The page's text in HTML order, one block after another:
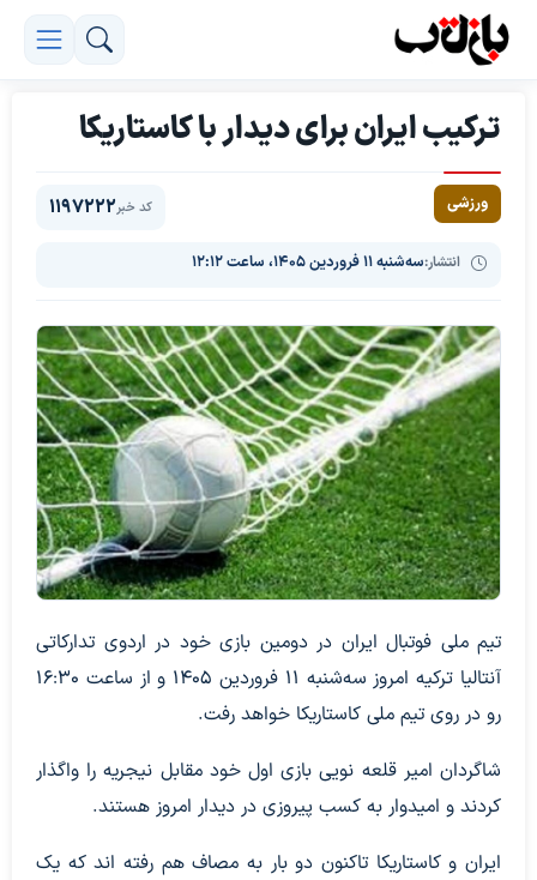
ترکیب ایران برای دیدار با کاستاریکا
ورزشی
انتشار:سه‌شنبه ۱۱ فروردین ۱۴۰۵، ساعت ۱۲:۱۲
کد خبر1197222
تیم ملی فوتبال ایران در دومین بازی خود در اردوی تدارکاتی
آنتالیا ترکیه امروز سه‌شنبه ۱۱ فروردین ۱۴۰۵ و از ساعت ۱۶:۳۰
رو در روی تیم ملی کاستاریکا خواهد رفت.
شاگردان امیر قلعه نویی بازی اول خود مقابل نیجریه را واگذار
کردند و امیدوار به کسب پیروزی در دیدار امروز هستند.
ایران و کاستاریکا تاکنون دو بار به مصاف هم رفته اند که یک